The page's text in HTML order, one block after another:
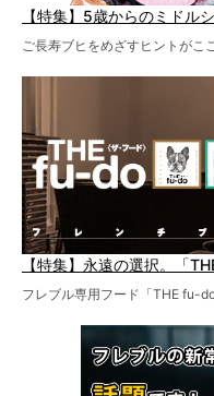
【特集】5歳からのミドル
ご長寿ブヒをめざすヒントがこ
【特集】永遠の選択。「
フレブル専用フード「THE fu-